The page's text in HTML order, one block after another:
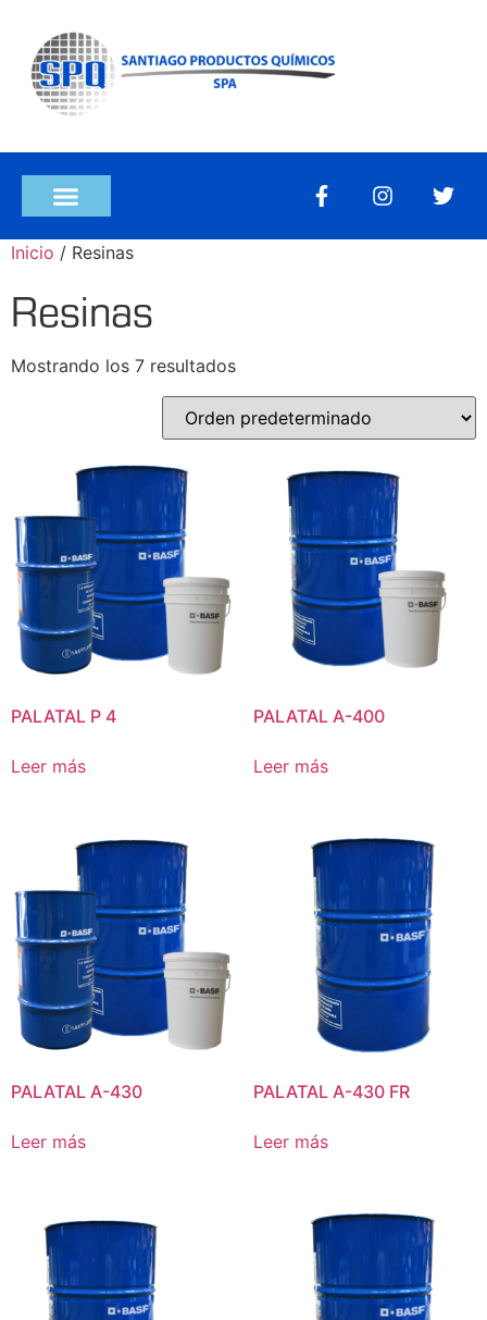
Inicio / Resinas
Resinas
Mostrando los 7 resultados
PALATAL P 4
Leer más
PALATAL A-400
Leer más
PALATAL A-430
Leer más
PALATAL A-430 FR
Leer más